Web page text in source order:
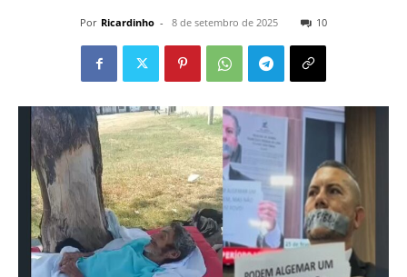
Por Ricardinho - 8 de setembro de 2025 10